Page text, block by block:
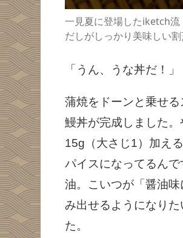
一見夏に登場したiketch
だしがしっかり美味しい
「うん、うな丼だ！」
蒲焼をドーンと乗せ
鰻丼が完成しました
15g（大さじ1）加え
パイスになってるん
油。こいつが「醤油
み出せるようになり
た。